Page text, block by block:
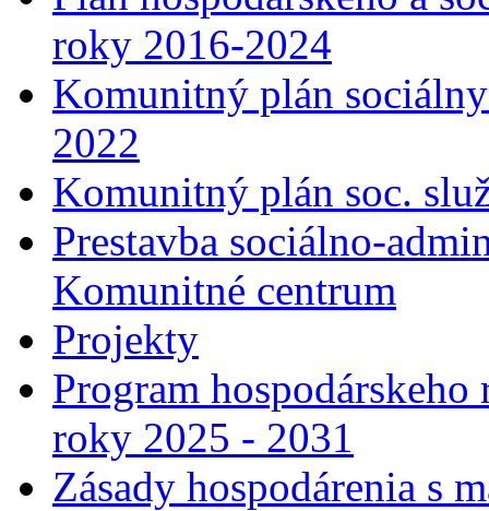
roky 2016-2024
Komunitný plán
2022
Komunitný plán soc.
Prestavba sociálno-
Komunitné centrum
Projekty
Program
roky 2025 - 2031
Zásady hospodárenia s